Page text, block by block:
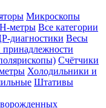
Микроскопы
метры Все категории
диагностики Весы
принадлежности
Счётчики
Холодильники и
Штативы